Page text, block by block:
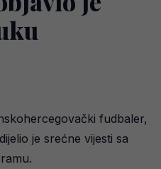
fudbaler,
je srećne vijesti sa